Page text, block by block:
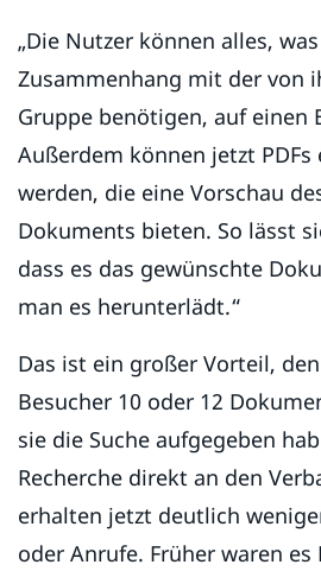
„Die Nutzer können alles,
Zusammenhang mit der von
Gruppe benötigen, auf einen
Außerdem können jetzt
werden, die eine Vorschau
Dokuments bieten. So lässt
dass es das gewünschte
man es herunterlädt.“
Das ist ein großer Vorteil,
Besucher 10 oder 12
sie die Suche aufgegeben
Recherche direkt an den
erhalten jetzt deutlich
oder Anrufe. Früher waren